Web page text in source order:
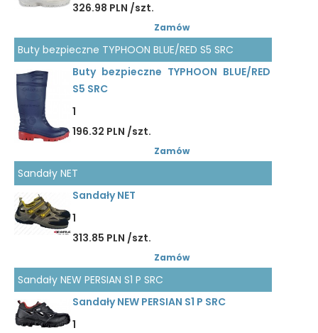
326.98 PLN /szt.
Zamów
Buty bezpieczne TYPHOON BLUE/RED S5 SRC
Buty bezpieczne TYPHOON BLUE/RED
S5 SRC
1
196.32 PLN /szt.
Zamów
Sandały NET
Sandały NET
1
313.85 PLN /szt.
Zamów
Sandały NEW PERSIAN S1 P SRC
Sandały NEW PERSIAN S1 P SRC
1